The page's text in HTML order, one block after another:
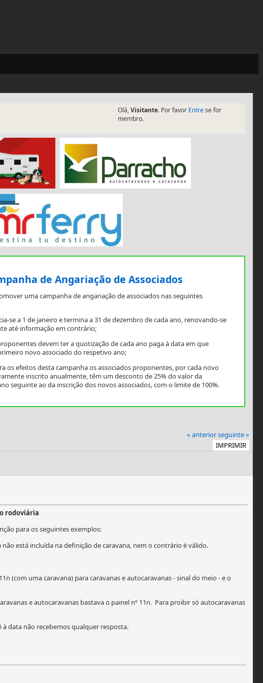
Olá,Visitante. Por favor Entrese for
membro.
de Angariação de Associados
uma campanha de angariação de associados nas seguintes
se a 1 de janeiro e termina a 31 de dezembro de cada ano, renovando-se
até informação em contrário;
devem ter a quotização de cada ano paga à data em que
novo associado do respetivo ano;
os efeitos desta campanha os associados proponentes, por cada novo
inscrito anualmente, têm um desconto de 25% do valor da
seguinte ao da inscrição dos novos associados, com o limite de 100%.
« anteriorseguinte »
IMPRIMIR
rodoviária
para os seguintes exemplos:
não está incluída na definição de caravana, nem o contrário é válido.
(com uma caravana) para caravanas e autocaravanas - sinal do meio - e o
e autocaravanas bastava o painel nº 11n. Para proibir só autocaravanas
à data não recebemos qualquer resposta.